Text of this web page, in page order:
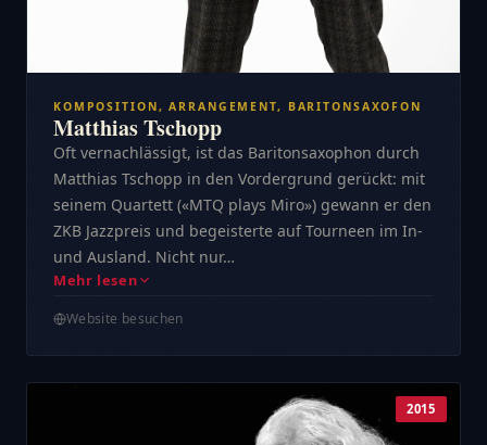
KOMPOSITION, ARRANGEMENT, BARITONSAXOFON
Matthias Tschopp
Oft vernachlässigt, ist das Baritonsaxophon durch
Matthias Tschopp in den Vordergrund gerückt: mit
seinem Quartett («MTQ plays Miro») gewann er den
ZKB Jazzpreis und begeisterte auf Tourneen im In-
und Ausland. Nicht nur…
Mehr lesen
Website besuchen
2015